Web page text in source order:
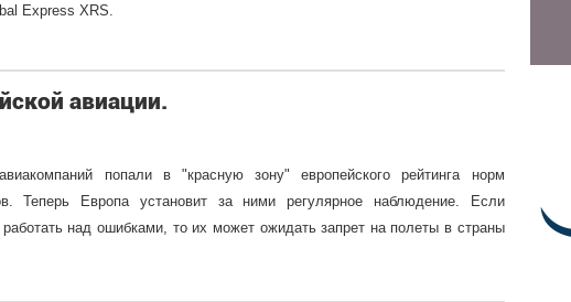
Express XRS.
авиации.
попали в "красную зону" европейского рейтинга норм
Теперь Европа установит за ними регулярное наблюдение. Если
над ошибками, то их может ожидать запрет на полеты в страны